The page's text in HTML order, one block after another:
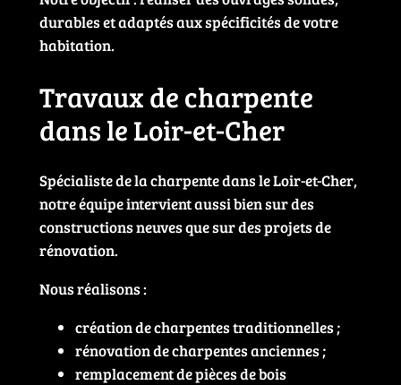
durables et adaptés aux spécificités de votre
habitation.
Travaux de charpente
dans le Loir-et-Cher
Spécialiste de la charpente dans le Loir-et-Cher,
notre équipe intervient aussi bien sur des
constructions neuves que sur des projets de
rénovation.
Nous réalisons :
création de charpentes traditionnelles ;
rénovation de charpentes anciennes ;
remplacement de pièces de bois